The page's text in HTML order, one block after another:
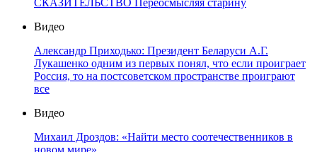
СКАЗИТЕЛЬСТВО Переосмысляя старину
Видео
Александр Приходько: Президент Беларуси А.Г.
Лукашенко одним из первых понял, что если проиграет
Россия, то на постсоветском пространстве проиграют
все
Видео
Михаил Дроздов: «Найти место соотечественников в